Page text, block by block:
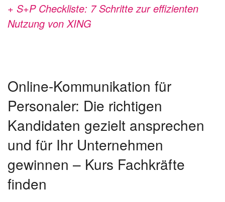
+ S+P Checkliste: 7 Schritte zur effizienten
Nutzung von XING
Online-Kommunikation für
Personaler: Die richtigen
Kandidaten gezielt ansprechen
und für Ihr Unternehmen
gewinnen – Kurs Fachkräfte
finden